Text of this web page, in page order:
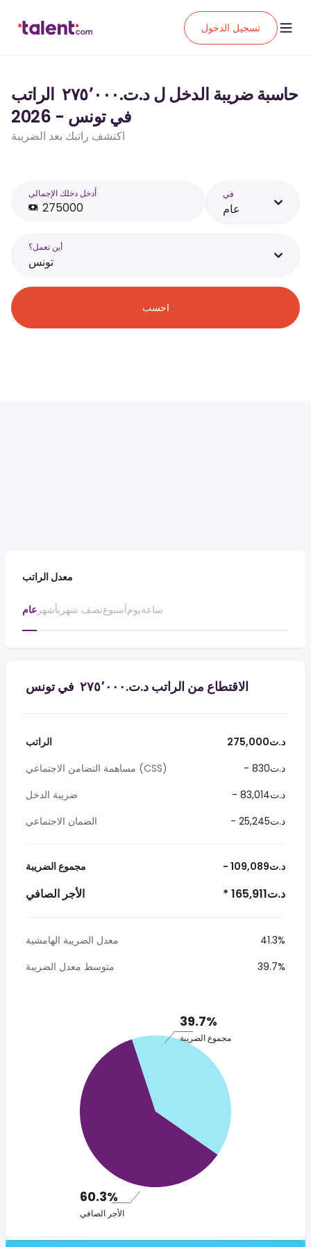
تسجيل الدخول
حاسبة ضريبة الدخل ل د.ت.‏٢٧٥٬٠٠٠ ‏ الراتب
في تونس - 2026
اكتشف راتبك بعد الضريبة
أَدخل دخلك الإجمالي في
عام
أين تعمل؟
تونس
احسب
معدل الراتب
عام شهرنصف شهرياًأسبوعيومساعة
الاقتطاع من الراتب د.ت.‏٢٧٥٬٠٠٠ ‏ في تونس
الراتب
275,000د.ت
مساهمة التضامن الاجتماعي (CSS)
- 830د.ت
ضريبة الدخل
- 83,014د.ت
الضمان الاجتماعي
- 25,245د.ت
مجموع الضريبة - 109,089د.ت
الأجر الصافي * 165,911د.ت
معدل الضريبة الهامشية
41.3%
متوسط معدل الضريبة
39.7%
39.7%
مجموع الضريبة
60.3%
الأجر الصافي